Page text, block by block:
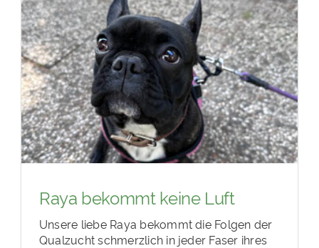
Raya bekommt keine Luft
Unsere liebe Raya bekommt die Folgen der
Qualzucht schmerzlich in jeder Faser ihres